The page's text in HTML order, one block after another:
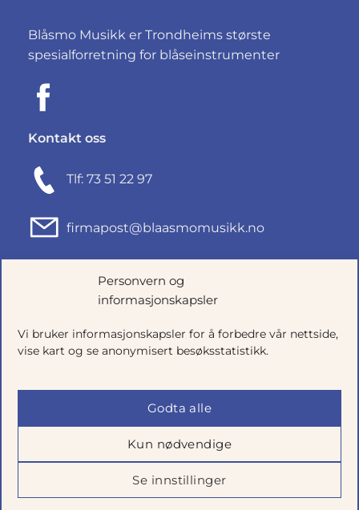
Personvern og
informasjonskapsler
Vi bruker informasjonskapsler for å forbedre vår nettside,
vise kart og se anonymisert besøksstatistikk.
Godta alle
Kun nødvendige
Se innstillinger
Blåsmo Musikk er Trondheims største
spesialforretning for blåseinstrumenter
Kontakt oss
Tlf: 73 51 22 97
firmapost@blaasmomusikk.no
Fjordgata 46, 7010 TRONDHEIM
Salgsbetingelser|Personvern|Cookie-innstillinger